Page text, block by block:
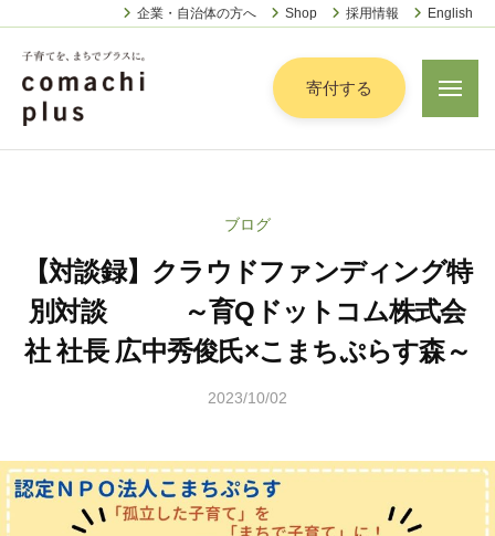
ツ
企業・自治体の方へ Shop 採用情報 English
認
営
利
活
人
こ
子
ま
ち
で
ラ
ス
寄付する
メ
ニ
ー
ブログ
【対談録】クラウドファンディング特
別対談 ～育Qドットコム株式会
社 社長 広中秀俊氏×こまちぷらす森～
2023/10/02
松
定
特
定
非
営
ま
ち
ぷ
ー